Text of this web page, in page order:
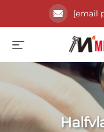
[email